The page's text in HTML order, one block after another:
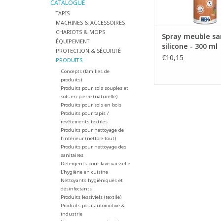
CATALOGUE
TAPIS
MACHINES & ACCESSOIRES
CHARIOTS & MOPS
ÉQUIPEMENT
PROTECTION & SÉCURITÉ
PRODUITS
Concepts (familles de
produits)
Produits pour sols souples et
sols en pierre (naturelle)
Produits pour sols en bois
Produits pour tapis /
revêtements textiles
Produits pour nettoyage de
l'intérieur (nettoie-tout)
Produits pour nettoyage des
sanitaires
Détergents pour lave-vaisselle
L'hygiène en cuisine
Nettoyants hygiéniques et
désinfectants
Produits lessiviels (textile)
Produits pour automotive &
industrie
Spray meuble
silicone - 300 ml
€10,15